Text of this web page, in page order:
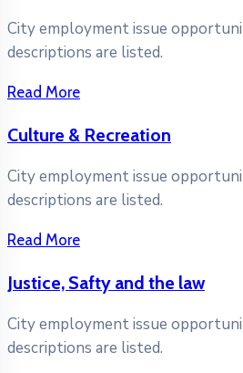
City employment issue
descriptions are listed.
Read More
Culture & Recreation
City employment issue
descriptions are listed.
Read More
Justice, Safty and the law
City employment issue
descriptions are listed.